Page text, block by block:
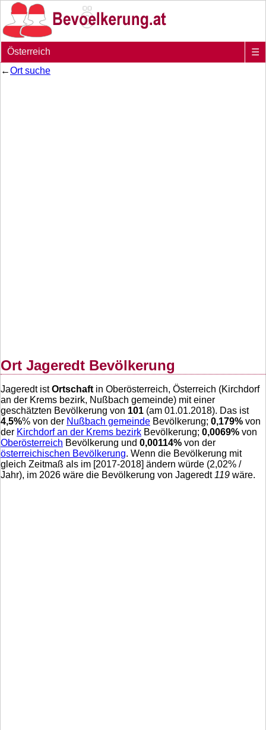
Österreich
☰
←Ort suche
Ort Jageredt Bevölkerung
Jageredt istOrtschaft in Oberösterreich, Österreich (Kirchdorf
an der Krems bezirk, Nußbach gemeinde) mit einer
geschätzten Bevölkerung von 101 (am 01.01.2018). Das ist
4,5%% von der Nußbach gemeinde Bevölkerung; 0,179% von
der Kirchdorf an der Krems bezirk Bevölkerung; 0,0069% von
Oberösterreich Bevölkerung und 0,00114% von der
österreichischen Bevölkerung. Wenn die Bevölkerung mit
gleich Zeitmaß als im [2017-2018] ändern würde (2,02% /
Jahr), im 2026 wäre die Bevölkerung von Jageredt 119 wäre.